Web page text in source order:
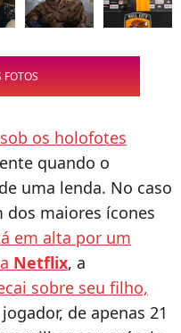
FOTOS
os holofotes
quando o
uma lenda. No caso
dos maiores ícones
em alta por um
Netflix, a
sobre seu filho,
de apenas 21